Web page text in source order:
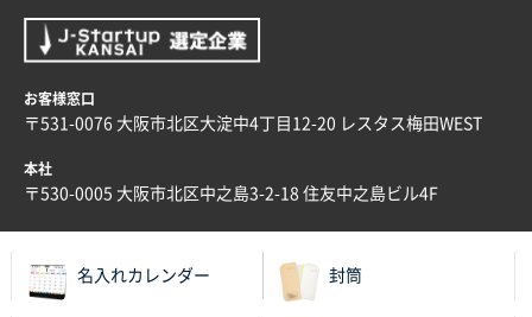
お客様窓口
〒531-0076 大阪市北区大淀中4丁目12-20 レスタス梅田WEST
本社
〒530-0005 大阪市北区中之島3-2-18 住友中之島ビル4F
名入れカレンダー 封筒